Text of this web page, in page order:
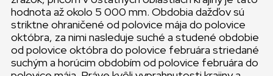
hodnota až okolo 5 000 mm. Obdobia dažďov sú
striktne ohraničené od polovice mája do polovice
októbra, za nimi nasleduje suché a studené obdobie
od polovice októbra do polovice februára striedané
suchým a horúcim obdobím od polovice februára do